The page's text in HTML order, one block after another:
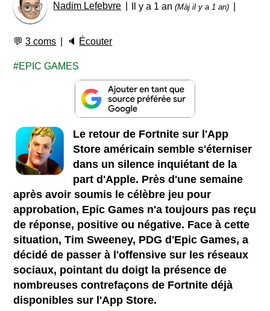
Nadim Lefebvre Il y a 1 an(Màj il y a 1 an)
💬3 coms 🔈 Écouter
EPIC GAMES
Le retour de Fortnite sur l'App
Store américain semble s'éterniser
dans un silence inquiétant de la
part d'Apple. Près d'une semaine
après avoir soumis le célèbre jeu pour
approbation, Epic Games n'a toujours pas reçu
de réponse, positive ou négative. Face à cette
situation, Tim Sweeney, PDG d'Epic Games, a
décidé de passer à l'offensive sur les réseaux
sociaux, pointant du doigt la présence de
nombreuses contrefaçons de Fortnite déjà
disponibles sur l'App Store.